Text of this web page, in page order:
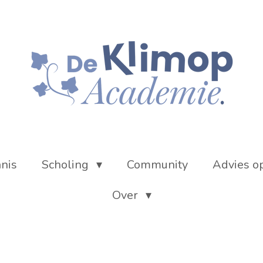
Scholing Community
Advies
Over